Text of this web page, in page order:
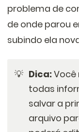
problema de
de onde parou
subindo ela
💡 Dica:Você
todas
salvar a
arquivo